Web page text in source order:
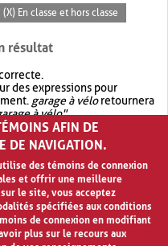
(X) En classe et hors classe
résultat
des expressions pour
garage à véloretournera
à vélo".
avec OR.garage OR vélo
quegarage à vélo
AFIN DE
DE NAVIGATION.
des témoins de connexion
et offrir une meilleure
le site, vous acceptez
spécifiées aux conditions
de connexion en modifiant
plus sur le recours aux